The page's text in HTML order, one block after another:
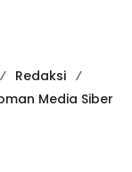
Redaksi
Media Siber